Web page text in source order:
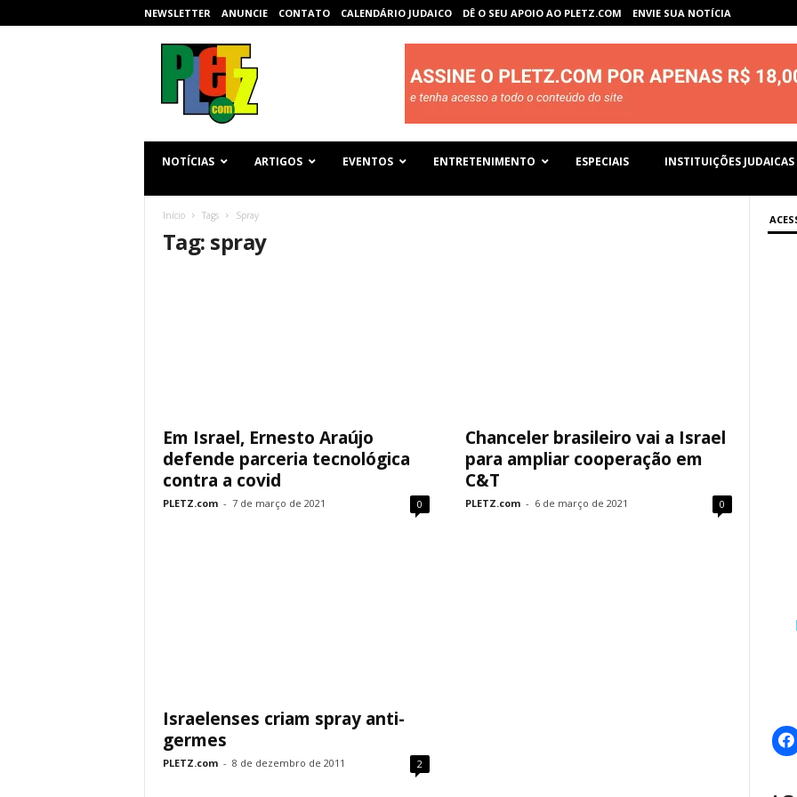
NEWSLETTER ANUNCIE CONTATO CALENDÁRIO JUDAICO DÊ O SEU APOIO AO PLETZ.COM ENVIE SUA NOTÍCIA
NOTÍCIAS ARTIGOS EVENTOS ENTRETENIMENTO ESPECIAIS INSTITUIÇÕES JUDAICAS
Início Tags Spray
Tag: spray
Em Israel, Ernesto Araújo
defende parceria tecnológica
contra a covid
PLETZ.com - 7 de março de 2021 0
Chanceler brasileiro vai a Israel
para ampliar cooperação em
C&T
PLETZ.com - 6 de março de 2021 0
Israelenses criam spray anti-
germes
PLETZ.com - 8 de dezembro de 2011 2